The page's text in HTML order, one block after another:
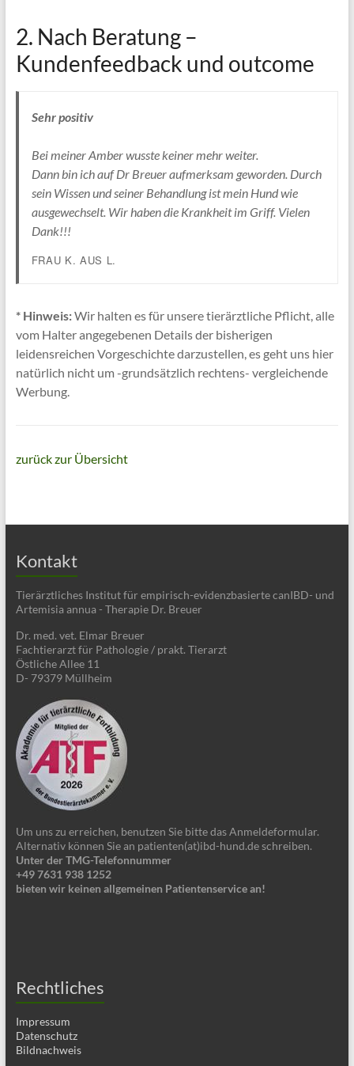
2. Nach Beratung –
Kundenfeedback und outcome
Sehr positiv
Bei meiner Amber wusste keiner mehr weiter.
Dann bin ich auf Dr Breuer aufmerksam geworden. Durch
sein Wissen und seiner Behandlung ist mein Hund wie
ausgewechselt. Wir haben die Krankheit im Griff. Vielen
Dank!!!
FRAU K. AUS L.
* Hinweis:Wir halten es für unsere tierärztliche Pflicht, alle
vom Halter angegebenen Details der bisherigen
leidensreichen Vorgeschichte darzustellen, es geht uns hier
natürlich nicht um -grundsätzlich rechtens- vergleichende
Werbung.
zurück zur Übersicht
Kontakt
Tierärztliches Institut für empirisch-evidenzbasierte canIBD- und
Artemisia annua - Therapie Dr. Breuer
Dr. med. vet. Elmar Breuer
Fachtierarzt für Pathologie / prakt. Tierarzt
Östliche Allee 11
D- 79379 Müllheim
Um uns zu erreichen, benutzen Sie bitte das Anmeldeformular.
Alternativ können Sie an patienten(at)ibd-hund.de schreiben.
Unter der TMG-Telefonnummer
+49 7631 938 1252
bieten wir keinen allgemeinen Patientenservice an!
Rechtliches
Impressum
Datenschutz
Bildnachweis